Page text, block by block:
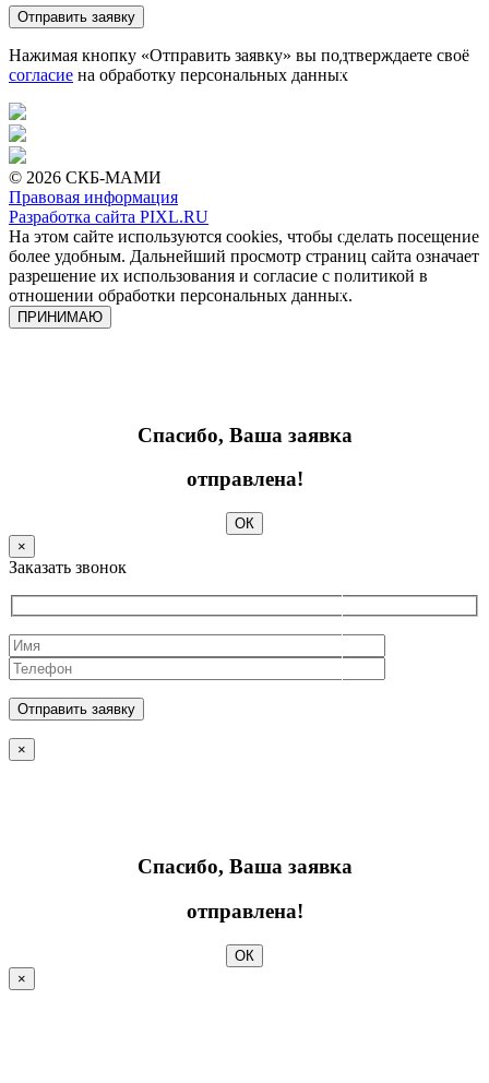
Нажимая кнопку «Отправить заявку» вы подтверждаете своё
согласие на обработку персональных данных
© 2026 СКБ-МАМИ
Правовая информация
Разработка сайта PIXL.RU
На этом сайте используются cookies, чтобы сделать посещение
более удобным. Дальнейший просмотр страниц сайта означает
разрешение их использования и согласие с политикой в
отношении обработки персональных данных.
ПРИНИМАЮ
Спасибо, Ваша заявка
отправлена!
ОК
×
Заказать звонок
×
Спасибо, Ваша заявка
отправлена!
ОК
×